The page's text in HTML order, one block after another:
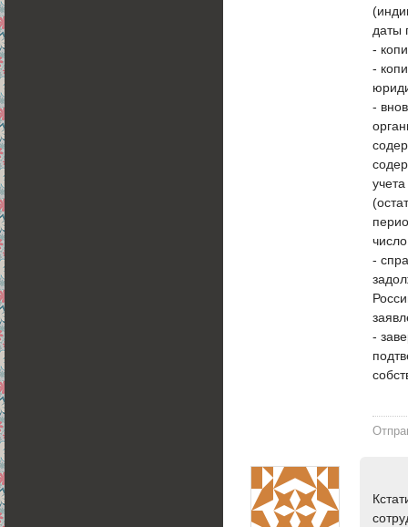
даты
-
-
-
-
-